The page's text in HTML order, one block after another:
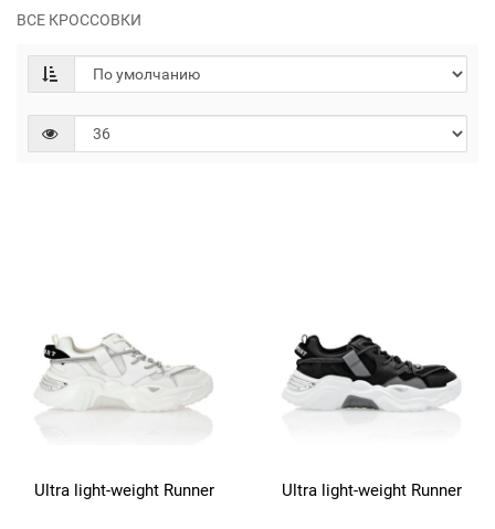
ВСЕ КРОССОВКИ
Ultra light-weight Runner Ultra light-weight Runner